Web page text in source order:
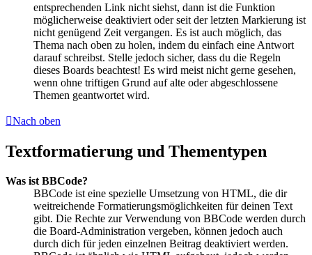
entsprechenden Link nicht siehst, dann ist die Funktion
möglicherweise deaktiviert oder seit der letzten Markierung ist
nicht genügend Zeit vergangen. Es ist auch möglich, das
Thema nach oben zu holen, indem du einfach eine Antwort
darauf schreibst. Stelle jedoch sicher, dass du die Regeln
dieses Boards beachtest! Es wird meist nicht gerne gesehen,
wenn ohne triftigen Grund auf alte oder abgeschlossene
Themen geantwortet wird.
Nach oben
Textformatierung und Thementypen
Was ist BBCode?
BBCode ist eine spezielle Umsetzung von HTML, die dir
weitreichende Formatierungsmöglichkeiten für deinen Text
gibt. Die Rechte zur Verwendung von BBCode werden durch
die Board-Administration vergeben, können jedoch auch
durch dich für jeden einzelnen Beitrag deaktiviert werden.